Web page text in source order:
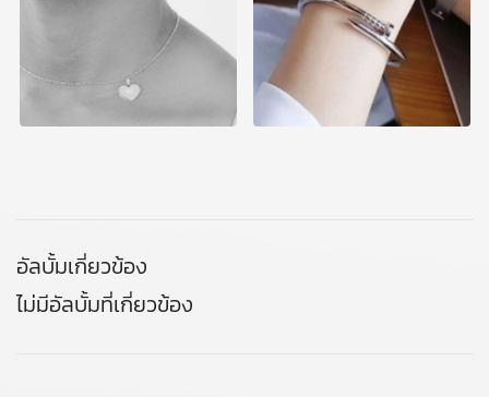
อัลบั้มเกี่ยวข้อง
ไม่มีอัลบั้มที่เกี่ยวข้อง